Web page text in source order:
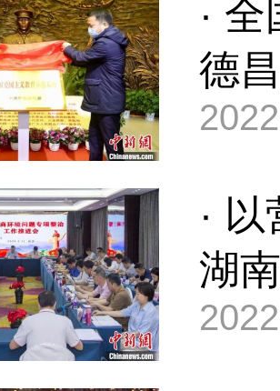
·
德
·
湖